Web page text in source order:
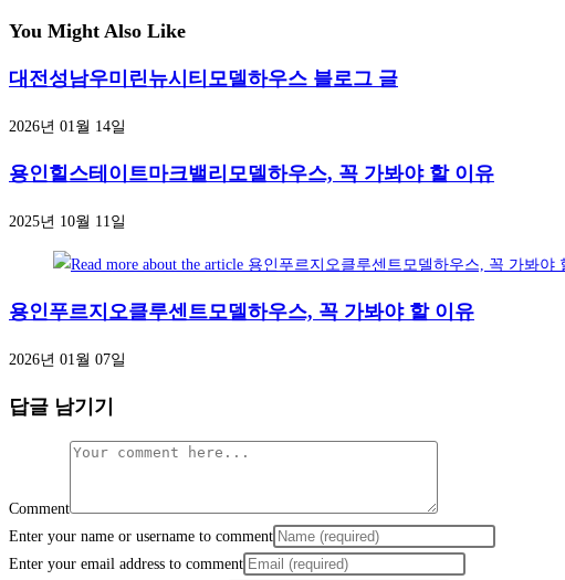
You Might Also Like
대전성남우미린뉴시티모델하우스 블로그 글
2026년 01월 14일
용인힐스테이트마크밸리모델하우스, 꼭 가봐야 할 이유
2025년 10월 11일
용인푸르지오클루센트모델하우스, 꼭 가봐야 할 이유
2026년 01월 07일
답글 남기기
Comment
Enter your name or username to comment
Enter your email address to comment